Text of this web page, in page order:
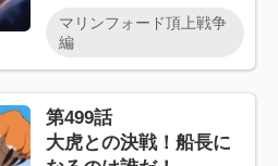
マリンフォード頂上戦争
編
第499話
大虎との決戦！船長に